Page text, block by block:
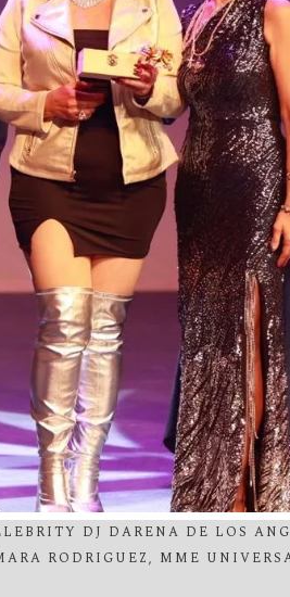
DJ DARENA DE LOS
RODRIGUEZ, MME